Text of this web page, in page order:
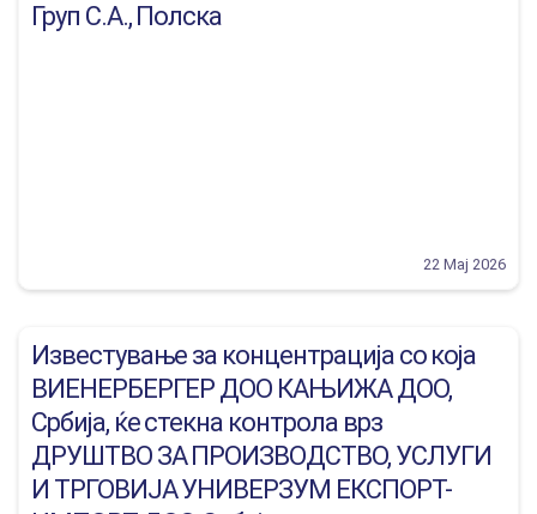
Груп С.А., Полска
22 Мај 2026
Известување за концентрација со која
ВИЕНЕРБЕРГЕР ДОО КАЊИЖА ДОО,
Србија, ќе стекна контрола врз
ДРУШТВО ЗА ПРОИЗВОДСТВО, УСЛУГИ
И ТРГОВИЈА УНИВЕРЗУМ ЕКСПОРТ-